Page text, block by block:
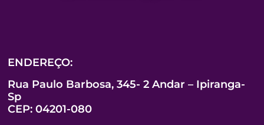
ENDEREÇO:
Rua Paulo Barbosa, 345- 2 Andar – Ipiranga-
Sp
CEP: 04201-080